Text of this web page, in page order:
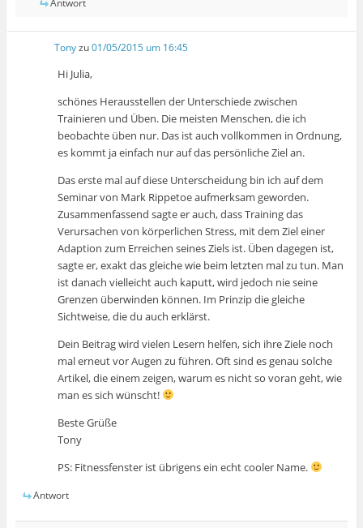
Antwort
Tonyzu01/05/2015 um 16:45
Hi Julia,
schönes Herausstellen der Unterschiede zwischen
Trainieren und Üben. Die meisten Menschen, die ich
beobachte üben nur. Das ist auch vollkommen in Ordnung,
es kommt ja einfach nur auf das persönliche Ziel an.
Das erste mal auf diese Unterscheidung bin ich auf dem
Seminar von Mark Rippetoe aufmerksam geworden.
Zusammenfassend sagte er auch, dass Training das
Verursachen von körperlichen Stress, mit dem Ziel einer
Adaption zum Erreichen seines Ziels ist. Üben dagegen ist,
sagte er, exakt das gleiche wie beim letzten mal zu tun. Man
ist danach vielleicht auch kaputt, wird jedoch nie seine
Grenzen überwinden können. Im Prinzip die gleiche
Sichtweise, die du auch erklärst.
Dein Beitrag wird vielen Lesern helfen, sich ihre Ziele noch
mal erneut vor Augen zu führen. Oft sind es genau solche
Artikel, die einem zeigen, warum es nicht so voran geht, wie
man es sich wünscht!
Beste Grüße
Tony
PS: Fitnessfenster ist übrigens ein echt cooler Name.
Antwort